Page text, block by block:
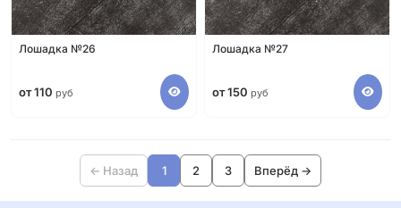
Лошадка №26
от 110 руб
Лошадка №27
от 150 руб
← Назад 1 2 3 Вперёд →